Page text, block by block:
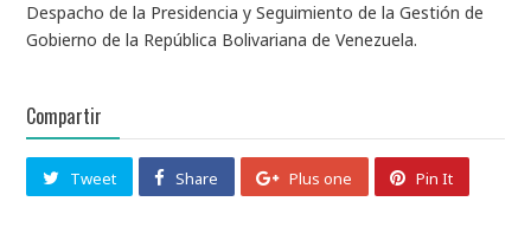
Despacho de la Presidencia y Seguimiento de la Gestión de
Gobierno de la República Bolivariana de Venezuela.
Compartir
Tweet Share Plus one Pin It